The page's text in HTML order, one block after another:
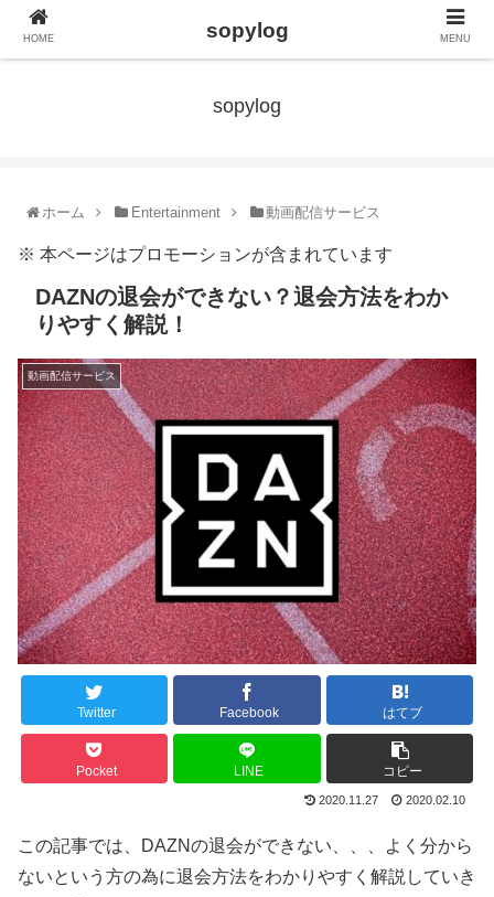
sopylog
ホーム Entertainment 動画配信サービス
※ 本ページはプロモーションが含まれています
DAZNの退会ができない？退会方法をわか
りやすく解説！
動画配信サービス
Twitter Facebook はてブ
Pocket LINE コピー
2020.11.27 2020.02.10
この記事では、 DAZNの退会ができない、、、よく分から
ないという方の為に退会方法をわかりやすく解説していき
HOME sopylog MENU